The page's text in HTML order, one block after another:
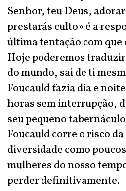
Senhor, teu Deus,
prestarás culto» é a
última tentação com que
Hoje poderemos
do mundo, sai de ti
Foucauld fazia dia e
horas sem interrupção,
seu pequeno
Foucauld corre o risco
diversidade como
mulheres do nosso
perder definitivamente.